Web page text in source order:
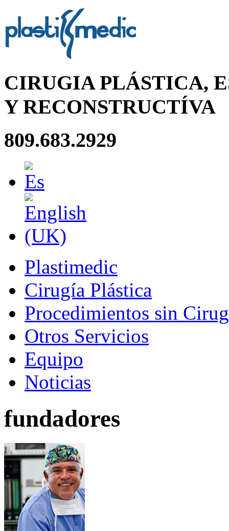
CIRUGIA PLÁSTICA,
Y RECONSTRUCTÍVA
809.683.2929
Plastimedic
Cirugía Plástica
Procedimientos sin
Otros Servicios
Equipo
Noticias
fundadores